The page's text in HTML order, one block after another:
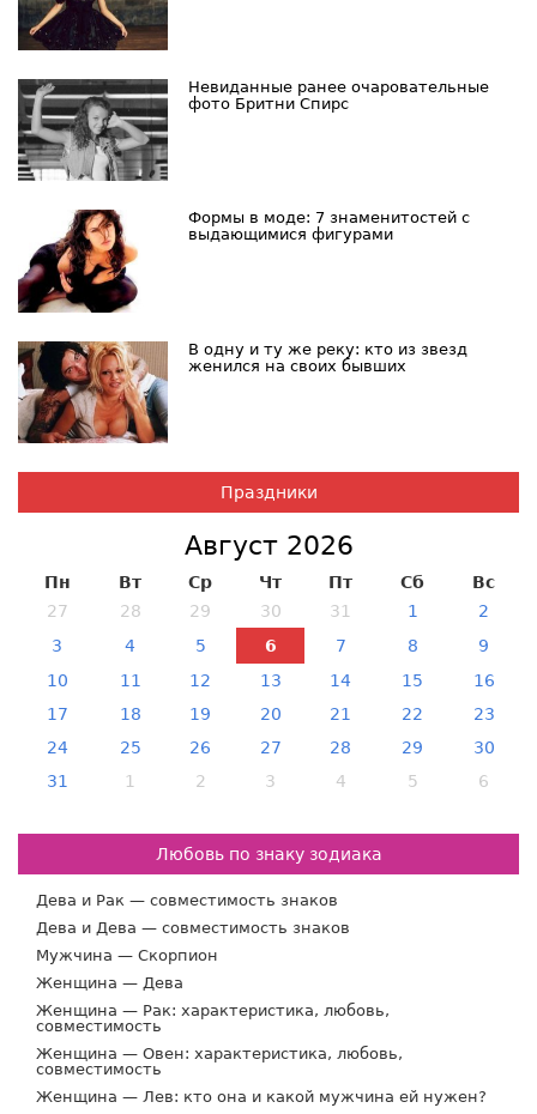
Невиданные ранее очаровательные
фото Бритни Спирс
Формы в моде: 7 знаменитостей с
выдающимися фигурами
В одну и ту же реку: кто из звезд
женился на своих бывших
Праздники
Август 2026
Пн Вт Ср Чт Пт Сб
Вс
27
28 29 30 31 1
2
3
4 5 6 7 8
9
10
11 12 13 14 15
16
17
18 19 20 21 22
23
24
25 26 27 28 29
30
31
1 2 3 4 5 6
Любовь по знаку зодиака
Дева и Рак — совместимость знаков
Дева и Дева — совместимость знаков
Мужчина — Скорпион
Женщина — Дева
Женщина — Рак: характеристика, любовь,
совместимость
Женщина — Овен: характеристика, любовь,
совместимость
Женщина — Лев: кто она и какой мужчина ей нужен?